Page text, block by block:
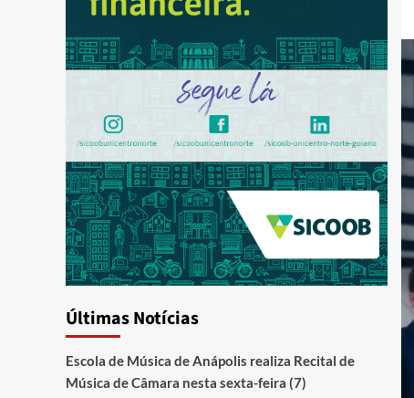
Últimas Notícias
Escola de Música de Anápolis realiza Recital de
Música de Câmara nesta sexta-feira (7)